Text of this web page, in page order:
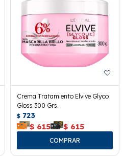
Crema Tratamiento Elvive Glyco
Gloss 300 Grs.
$ 723
$ 615 $ 615